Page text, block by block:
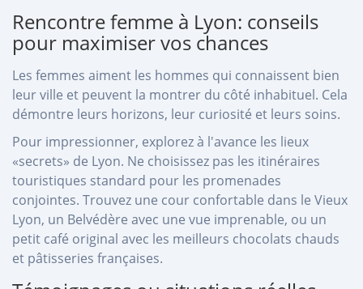
Rencontre femme à Lyon: conseils
pour maximiser vos chances
Les femmes aiment les hommes qui connaissent bien
leur ville et peuvent la montrer du côté inhabituel. Cela
démontre leurs horizons, leur curiosité et leurs soins.
Pour impressionner, explorez à l'avance les lieux
«secrets» de Lyon. Ne choisissez pas les itinéraires
touristiques standard pour les promenades
conjointes. Trouvez une cour confortable dans le Vieux
Lyon, un Belvédère avec une vue imprenable, ou un
petit café original avec les meilleurs chocolats chauds
et pâtisseries françaises.